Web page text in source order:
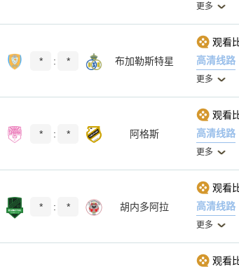
更多
* : * 布加勒斯特星
观看
高清线路
更多
* : * 阿格斯
观看
高清线路
更多
* : * 胡内多阿拉
观看
高清线路
更多
观看